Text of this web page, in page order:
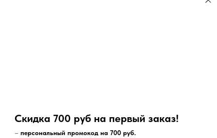
Скидка 700 руб на первый заказ!
– персональный промокод на 700 руб.
Volvo